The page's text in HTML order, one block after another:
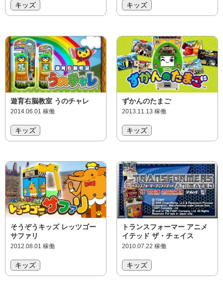
キッズ キッズ
遊育右脳教室 うのチャレ
2014.06.01 稼働
キッズ
ずかんのたまご
2013.11.13 稼働
キッズ
そうぞうキッズ レッツゴー
サファリ
2012.08.01 稼働
キッズ
トランスフォーマー アニメ
イテッド ザ・チェイス
2010.07.22 稼働
キッズ